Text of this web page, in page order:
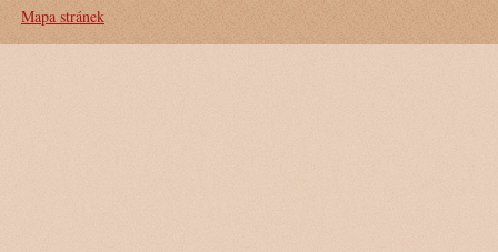
Mapa stránek